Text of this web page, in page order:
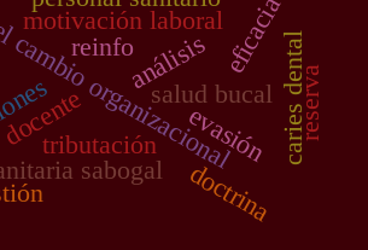
organizacional
motivación laboral
sabogal
salud bucal caries dental
docente
análisis
doctrina
reinfo
evasión
tributación
eficacia
reserva